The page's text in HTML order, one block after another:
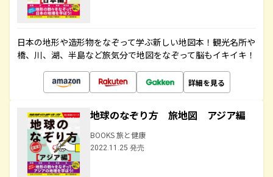
日本の地形や造形物をなぞって学ぶ新しい地図本！観光名所や
橋、川、湖、半島など旅気分で地図をなぞって脳もイキイキ！
詳細を見る
地球のなぞり方 旅地図 アジア編
BOOKS 旅と健康
2022.11.25 発売